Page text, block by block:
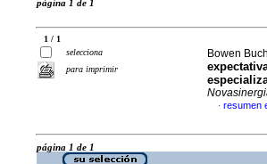
página 1 de 1
1 / 1
selecciona
para imprimir
Bowen
· resumen
página 1 de 1